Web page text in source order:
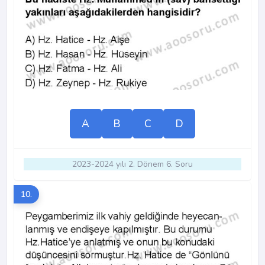
A B C D
2023-2024 yılı 2. Dönem 6. Soru
10.